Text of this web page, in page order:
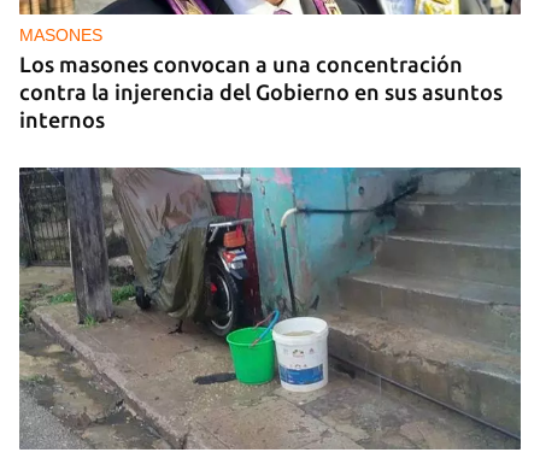
MASONES
Los masones convocan a una concentración
contra la injerencia del Gobierno en sus asuntos
internos